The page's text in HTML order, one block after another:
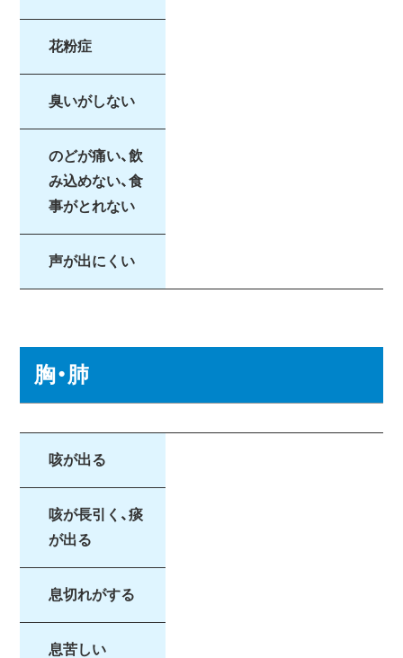
花粉症
臭いがしない
のどが痛い、飲
み込めない、食
事がとれない
声が出にくい
胸・肺
咳が出る
咳が長引く、痰
が出る
息切れがする
息苦しい